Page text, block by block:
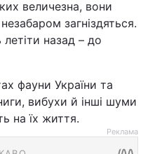
величезна, вони
загніздяться.
назад – до
фауни України та
вибухи й інші шуми
на їх життя.
Реклама